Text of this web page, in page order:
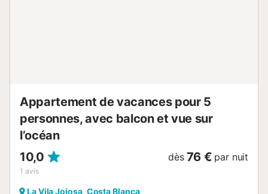
Appartement de vacances pour 5
personnes, avec balcon et vue sur
l’océan
10,0
1 avis
dès 76 € par nuit
La Vila Joiosa, Costa Blanca